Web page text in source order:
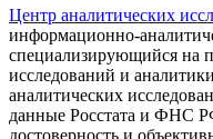
Центр аналитических
информационно-
специализирующийся на
исследований и
аналитических
данные Росстата и ФНС
достоверность и